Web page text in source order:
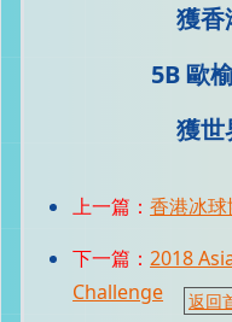
獲香
5B 歐
獲世
上一篇：香港冰
下一篇：2018
Challenge
返回